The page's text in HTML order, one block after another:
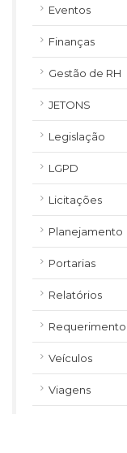
Eventos
Finanças
Gestão de RH
JETONS
Legislação
LGPD
Licitações
Planejamento
Portarias
Relatórios
Veículos
Viagens